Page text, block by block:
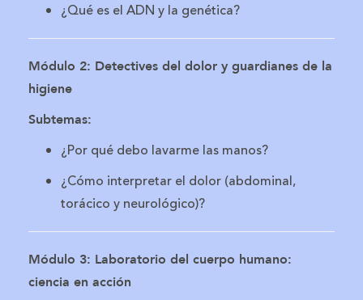
¿Qué es el ADN y la genética?
Módulo 2: Detectives del dolor y guardianes de la
higiene
Subtemas:
¿Por qué debo lavarme las manos?
¿Cómo interpretar el dolor (abdominal,
torácico y neurológico)?
Módulo 3: Laboratorio del cuerpo humano:
ciencia en acción